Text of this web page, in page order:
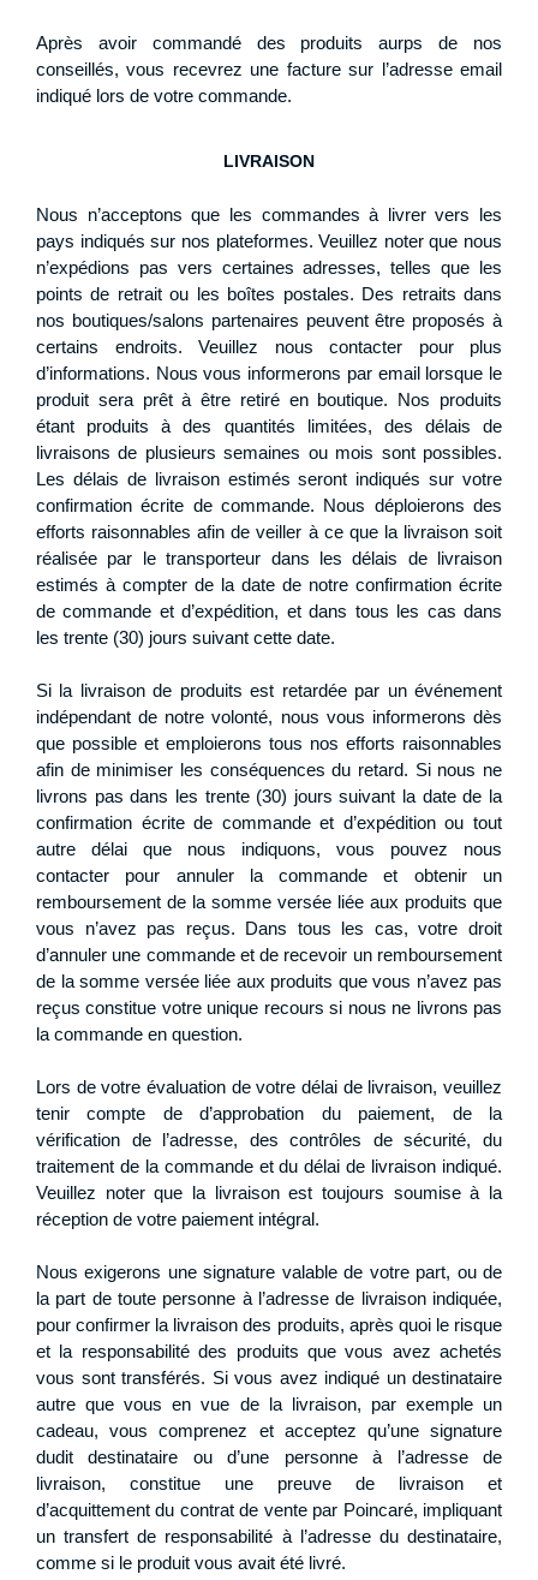
Après avoir commandé des produits aurps de nos
conseillés, vous recevrez une facture sur l’adresse email
indiqué lors de votre commande.
LIVRAISON
Nous n’acceptons que les commandes à livrer vers les
pays indiqués sur nos plateformes. Veuillez noter que nous
n’expédions pas vers certaines adresses, telles que les
points de retrait ou les boîtes postales. Des retraits dans
nos boutiques/salons partenaires peuvent être proposés à
certains endroits. Veuillez nous contacter pour plus
d’informations. Nous vous informerons par email lorsque le
produit sera prêt à être retiré en boutique. Nos produits
étant produits à des quantités limitées, des délais de
livraisons de plusieurs semaines ou mois sont possibles.
Les délais de livraison estimés seront indiqués sur votre
confirmation écrite de commande. Nous déploierons des
efforts raisonnables afin de veiller à ce que la livraison soit
réalisée par le transporteur dans les délais de livraison
estimés à compter de la date de notre confirmation écrite
de commande et d’expédition, et dans tous les cas dans
les trente (30) jours suivant cette date.
Si la livraison de produits est retardée par un événement
indépendant de notre volonté, nous vous informerons dès
que possible et emploierons tous nos efforts raisonnables
afin de minimiser les conséquences du retard. Si nous ne
livrons pas dans les trente (30) jours suivant la date de la
confirmation écrite de commande et d’expédition ou tout
autre délai que nous indiquons, vous pouvez nous
contacter pour annuler la commande et obtenir un
remboursement de la somme versée liée aux produits que
vous n’avez pas reçus. Dans tous les cas, votre droit
d’annuler une commande et de recevoir un remboursement
de la somme versée liée aux produits que vous n’avez pas
reçus constitue votre unique recours si nous ne livrons pas
la commande en question.
Lors de votre évaluation de votre délai de livraison, veuillez
tenir compte de d’approbation du paiement, de la
vérification de l’adresse, des contrôles de sécurité, du
traitement de la commande et du délai de livraison indiqué.
Veuillez noter que la livraison est toujours soumise à la
réception de votre paiement intégral.
Nous exigerons une signature valable de votre part, ou de
la part de toute personne à l’adresse de livraison indiquée,
pour confirmer la livraison des produits, après quoi le risque
et la responsabilité des produits que vous avez achetés
vous sont transférés. Si vous avez indiqué un destinataire
autre que vous en vue de la livraison, par exemple un
cadeau, vous comprenez et acceptez qu’une signature
dudit destinataire ou d’une personne à l’adresse de
livraison, constitue une preuve de livraison et
d’acquittement du contrat de vente par Poincaré, impliquant
un transfert de responsabilité à l’adresse du destinataire,
comme si le produit vous avait été livré.